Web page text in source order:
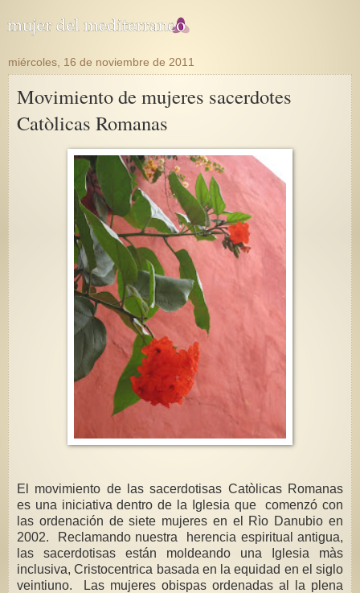
miércoles, 16 de noviembre de 2011
Movimiento de mujeres sacerdotes
Catòlicas Romanas
El movimiento de las sacerdotisas Catòlicas Romanas
es una iniciativa dentro de la Iglesia que comenzó con
las ordenación de siete mujeres en el Rìo Danubio en
2002. Reclamando nuestra herencia espiritual antigua,
las sacerdotisas están moldeando una Iglesia màs
inclusiva, Cristocentrica basada en la equidad en el siglo
veintiuno. Las mujeres obispas ordenadas al la plena